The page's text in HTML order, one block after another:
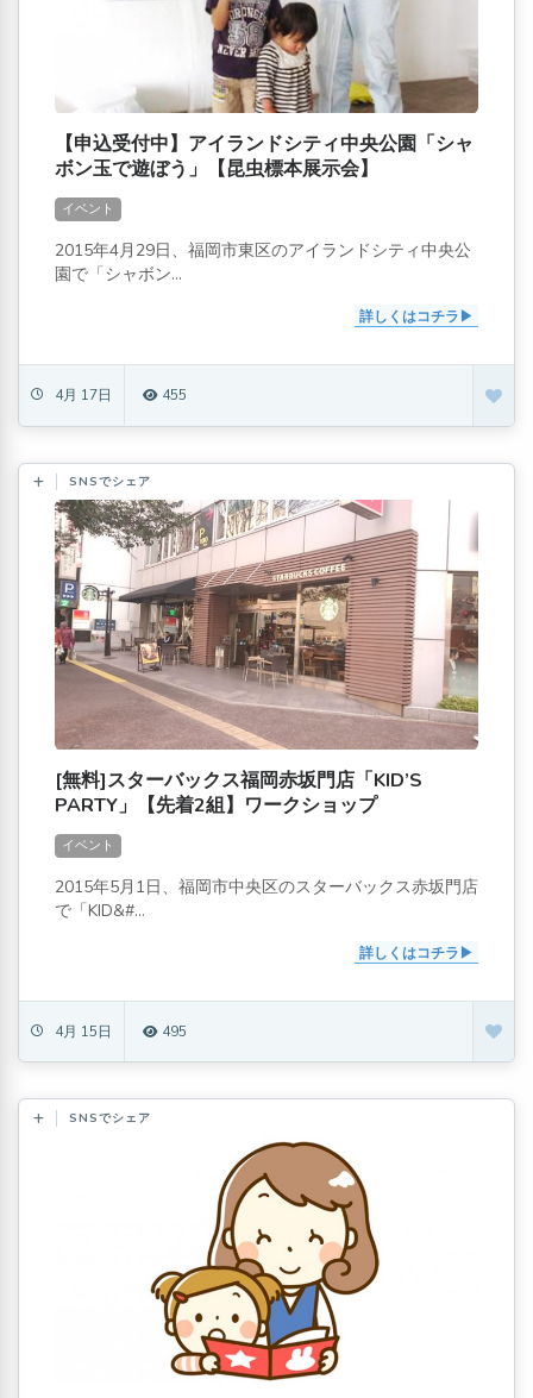
【申込受付中】アイランドシティ中央公園「シャ
ボン玉で遊ぼう」【昆虫標本展示会】
イベント
2015年4月29日、福岡市東区のアイランドシティ中央公
園で「シャボン...
詳しくはコチラ
4月 17日 455
SNSでシェア
[無料]スターバックス福岡赤坂門店「KID’S
PARTY」【先着2組】ワークショップ
イベント
2015年5月1日、福岡市中央区のスターバックス赤坂門店
で「KID&#...
詳しくはコチラ
4月 15日 495
SNSでシェア